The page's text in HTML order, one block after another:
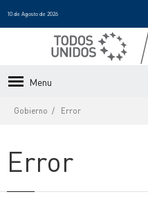
10 de Agosto de 2026
Menu
Gobierno Error
Error